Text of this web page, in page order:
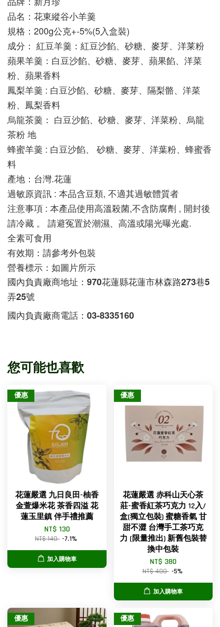
品名：花東縱谷小羊羹
規格：200g公克+-5%(5入盒裝)
成分： 紅豆羊羹：紅豆沙餡、砂糖、麥芽、洋莱粉
蘋果羊羹：白豆沙餡、砂糖、麥芽、蘋果餡、洋菜
粉、蘋果香料
鳳梨羊羹 : 白豆沙餡、砂糖、麥芽、隔梨骼、洋菜
粉、鳳梨香料
烏龍茶羹： 白豆沙餡、砂糖、麥芽、洋菜粉、烏龍
茶粉 地
蜂蜜羊羹 : 白豆沙餡、 砂糖、麥芽、洋葉粉、蜂蜜香
料
產地：台灣.花蓮
過敏原資訊 : 本品含豆類, 不適其過敏體質者
注意事項 : 本產品使用高溫殺菌,不含防腐劑 , 開封後
請冷藏 。 請避冤置於潮濕、高溫或陽光曝光處.
全素可食用
有效期：請參考外包裝
營養標示：如圖片所示
國內負責廠商地址：970花蓮縣花蓮市林森路273巷5
弄25號
國內負責廠商電話：03-8335160
您可能也喜歡
優惠
花蓮嚴選 九日良田-柚香
金萱爆米花 茶香四溢 花
蓮玉里鎮 伴手禮推薦
NT$ 130
NT$ 140 -7.1%
加入購物車
優惠
花蓮嚴選 赤科山天心茶
莊-蜜香紅茶巧克力 12入/
盒(獨立包裝) 蜜糖香氣 甘
甜不澀 台灣手工茶巧克
力 (限量推出) 新舊包裝替
換中包裝
NT$ 380
NT$ 400 -5%
加入購物車
優惠 優惠